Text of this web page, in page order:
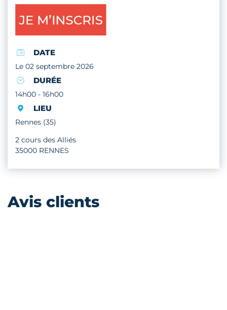
DATE
Le 02 septembre 2026
DURÉE
14h00 - 16h00
LIEU
Rennes (35)
2 cours des Alliés
35000 RENNES
Avis clients